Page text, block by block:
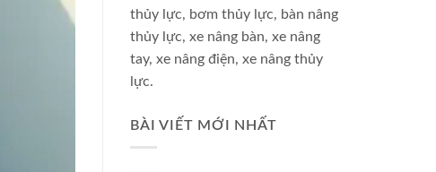
thủy lực, bơm thủy lực, bàn nâng
thủy lực, xe nâng bàn, xe nâng
tay, xe nâng điện, xe nâng thủy
lực.
BÀI VIẾT MỚI NHẤT